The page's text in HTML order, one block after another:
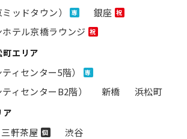
ッドタウン） 専 銀座 祝
テル京橋ラウンジ 祝
エリア
ィセンター5階） 専
ィセンターB2階） 新橋 浜松町
ア
三軒茶屋 個
渋谷